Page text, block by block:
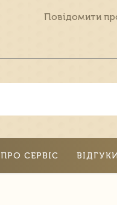
Повідомити
ПРО СЕРВІС